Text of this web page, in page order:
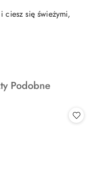
ciesz się świeżymi,
Podobne